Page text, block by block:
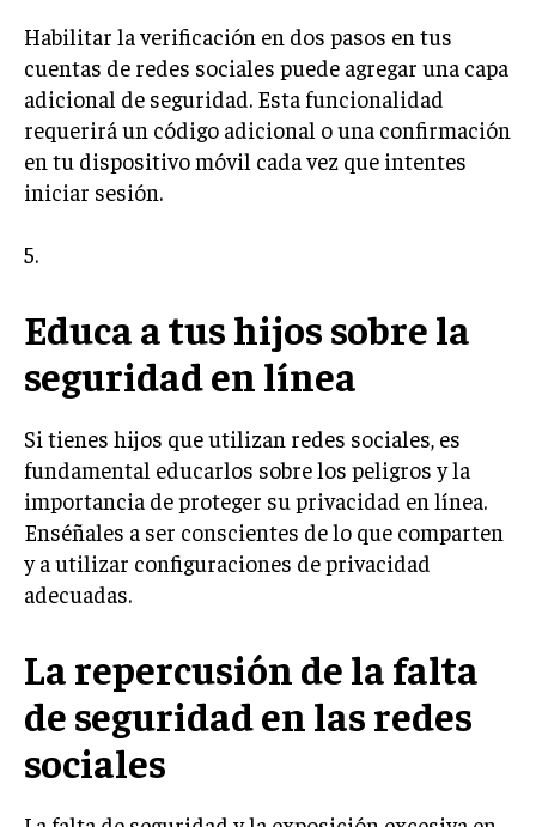
Habilitar la verificación en dos pasos en tus
cuentas de redes sociales puede agregar una capa
adicional de seguridad. Esta funcionalidad
requerirá un código adicional o una confirmación
en tu dispositivo móvil cada vez que intentes
iniciar sesión.
5.
Educa a tus hijos sobre la
seguridad en línea
Si tienes hijos que utilizan redes sociales, es
fundamental educarlos sobre los peligros y la
importancia de proteger su privacidad en línea.
Enséñales a ser conscientes de lo que comparten
y a utilizar configuraciones de privacidad
adecuadas.
La repercusión de la falta
de seguridad en las redes
sociales